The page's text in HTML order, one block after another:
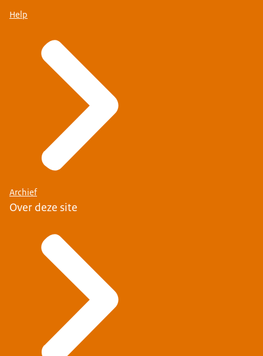
Help
Archief
Over deze site